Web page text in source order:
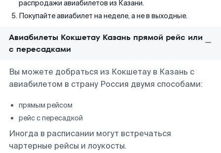
распродажи авиабилетов из Казани.
Покупайте авиабилет на неделе, а не в выходные.
Авиабилеты Кокшетау Казань прямой рейс или
с пересадками
Вы можете добраться из Кокшетау в Казань с
авиабилетом в страну Россия двумя способами:
прямым рейсом
рейс с пересадкой
Иногда в расписании могут встречаться
чартерные рейсы и лоукосты.